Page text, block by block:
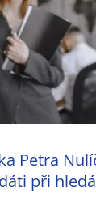
Petra
při